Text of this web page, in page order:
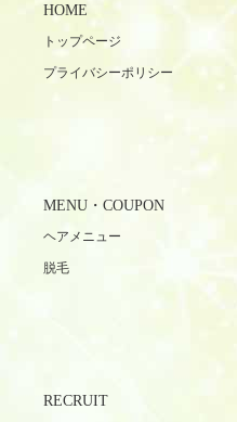
HOME
トップページ
プライバシーポリシー
MENU・COUPON
ヘアメニュー
脱毛
RECRUIT